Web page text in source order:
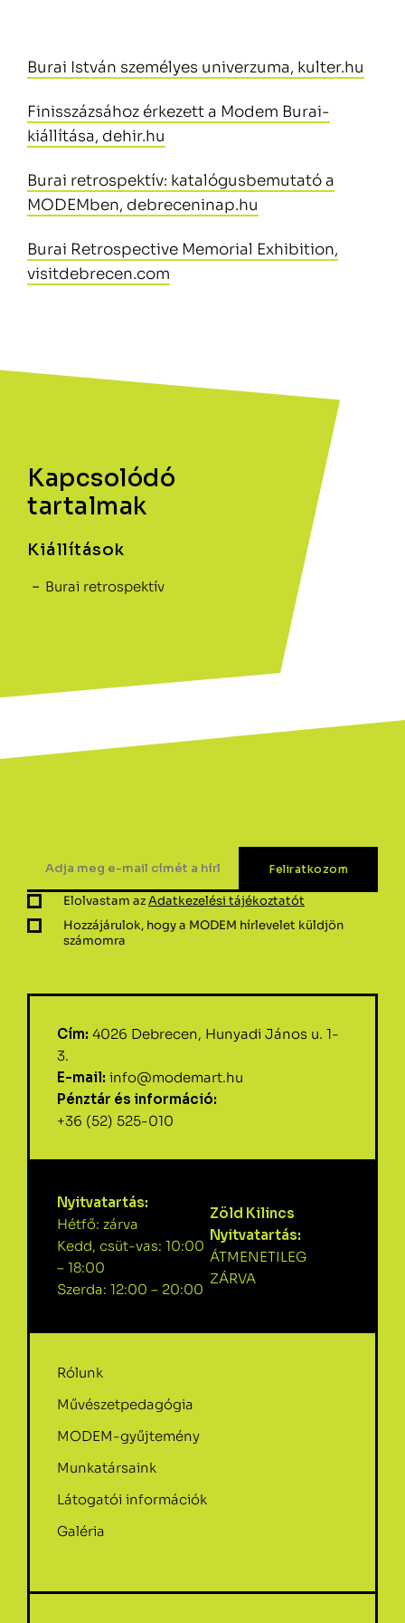
Kapcsolódó
tartalmak
Kiállítások
Burai retrospektív
Burai István személyes univerzuma, kulter.hu
Finisszázsához érkezett a Modem Burai-
kiállítása, dehir.hu
Burai retrospektív: katalógusbemutató a
MODEMben, debreceninap.hu
Burai Retrospective Memorial Exhibition,
visitdebrecen.com
Elolvastam azAdatkezelési tájékoztatót
Hozzájárulok, hogy a MODEM hírlevelet küldjön
számomra
Cím: 4026 Debrecen, Hunyadi János u. 1-
3.
E-mail: info@modemart.hu
Pénztár és információ:
+36 (52) 525-010
Nyitvatartás:
Hétfő: zárva
Kedd, csüt-vas: 10:00
– 18:00
Szerda: 12:00 – 20:00
Zöld Kilincs
Nyitvatartás:
ÁTMENETILEG
ZÁRVA
Rólunk
Művészetpedagógia
MODEM-gyűjtemény
Munkatársaink
Látogatói információk
Galéria